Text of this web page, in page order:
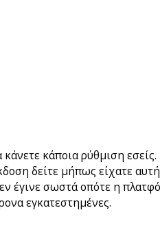
κάνετε κάποια ρύθμιση
δείτε μήπως είχατε
έγινε σωστά οπότε η
εγκατεστημένες.